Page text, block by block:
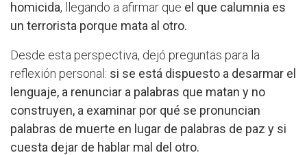
homicida, llegando a afirmar que el que calumnia es
un terrorista porque mata al otro.
Desde esta perspectiva, dejó preguntas para la
reflexión personal: si se está dispuesto a desarmar el
lenguaje, a renunciar a palabras que matan y no
construyen, a examinar por qué se pronuncian
palabras de muerte en lugar de palabras de paz y si
cuesta dejar de hablar mal del otro.